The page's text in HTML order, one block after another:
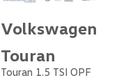
Volkswagen
Touran
Touran 1.5 TSI OPF